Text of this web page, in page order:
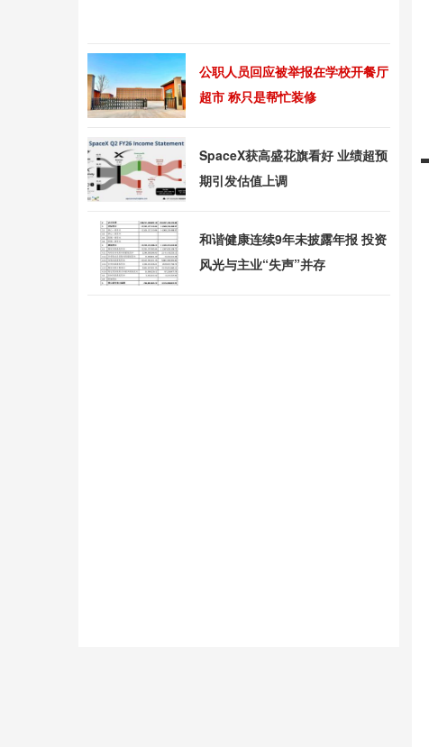
公职人员回应被举报在学校开餐厅
超市 称只是帮忙装修
SpaceX获高盛花旗看好 业绩超预
期引发估值上调
和谐健康连续9年未披露年报 投资
风光与主业“失声”并存